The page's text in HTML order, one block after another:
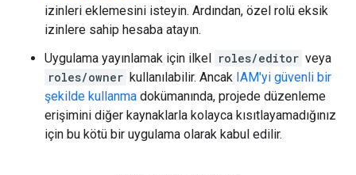
izinleri eklemesini isteyin. Ardından, özel rolü eksik
izinlere sahip hesaba atayın.
Uygulama yayınlamak için ilkel roles/editor veya
roles/owner kullanılabilir. Ancak IAM'yi güvenli bir
şekilde kullanma dokümanında, projede düzenleme
erişimini diğer kaynaklarla kolayca kısıtlayamadığınız
için bu kötü bir uygulama olarak kabul edilir.